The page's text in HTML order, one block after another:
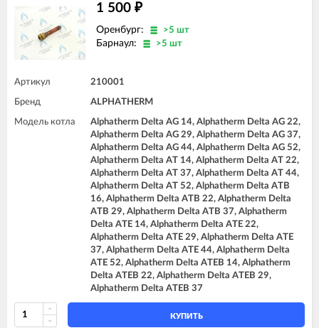
1 500 ₽
Оренбург: >5 шт
Барнаул: >5 шт
Артикул 210001
Бренд ALPHATHERM
Модель котла
Alphatherm Delta AG 14, Alphatherm Delta AG 22,
Alphatherm Delta AG 29, Alphatherm Delta AG 37,
Alphatherm Delta AG 44, Alphatherm Delta AG 52,
Alphatherm Delta AT 14, Alphatherm Delta AT 22,
Alphatherm Delta AT 37, Alphatherm Delta AT 44,
Alphatherm Delta AT 52, Alphatherm Delta ATB
16, Alphatherm Delta ATB 22, Alphatherm Delta
ATB 29, Alphatherm Delta ATB 37, Alphatherm
Delta ATE 14, Alphatherm Delta ATE 22,
Alphatherm Delta ATE 29, Alphatherm Delta ATE
37, Alphatherm Delta ATE 44, Alphatherm Delta
ATE 52, Alphatherm Delta ATEB 14, Alphatherm
Delta ATEB 22, Alphatherm Delta ATEB 29,
Alphatherm Delta ATEB 37
КУПИТЬ